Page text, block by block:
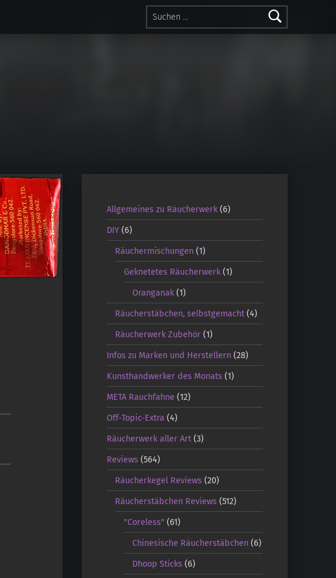
Suchen nach:
Allgemeines zu Räucherwerk(6)
DIY(6)
Räuchermischungen (1)
Geknetetes Räucherwerk(1)
Oranganak (1)
Räucherstäbchen, selbstgemacht (4)
Räucherwerk Zubehör (1)
Infos zu Marken und Herstellern(28)
Kunsthandwerker des Monats(1)
META Rauchfahne (12)
Off-Topic-Extra (4)
Räucherwerk aller Art(3)
Reviews(564)
Räucherkegel Reviews (20)
Räucherstäbchen Reviews (512)
"Coreless" (61)
Chinesische Räucherstäbchen (6)
Dhoop Sticks (6)